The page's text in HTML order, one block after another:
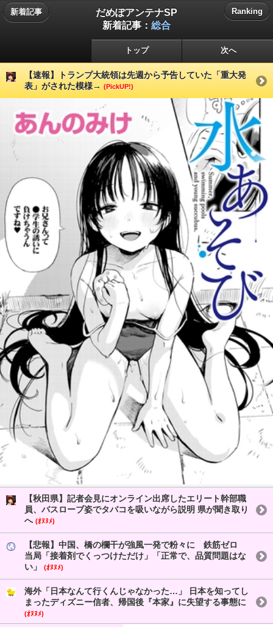
新着記事
だめぽアンテナSP
新着記事： 総合
Ranking
トップ 次へ
【速報】トランプ大統領は先週から予告していた「重大発
表」がされた模様→ (PickUP!)
【秋田県】記者会見にオンライン出席したエリート幹部職
員、バスローブ姿でタバコを吸いながら説明 県が聞き取り
へ (ｵﾇﾇﾒ)
【悲報】中国、橋の欄干が強風一発で粉々に 鉄筋ゼロ
当局「接着剤でくっつけただけ」「正常で、品質問題はな
い」
(ｵﾇﾇﾒ)
海外「日本なんて行くんじゃなかった…」 日本を知ってし
まったディズニー信者、帰国後『本家』に失望する事態に
(ｵﾇﾇﾒ)